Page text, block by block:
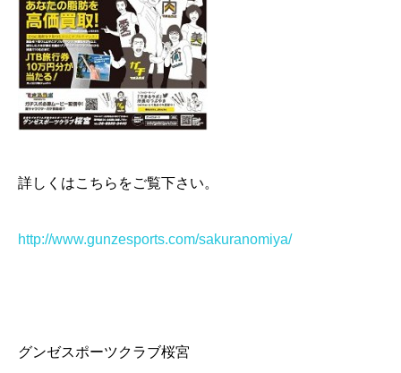
詳しくはこちらをご覧下さい。
http://www.gunzesports.com/sakuranomiya/
グンゼスポーツクラブ桜宮